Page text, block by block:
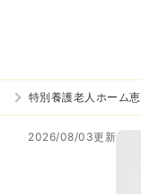
特別養護老人ホーム
2026/08/03更新